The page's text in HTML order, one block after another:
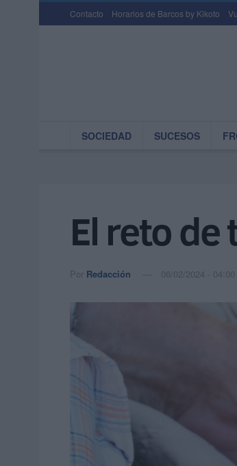
Contacto Horarios de Barcos by Kikoto
SOCIEDAD SUCESOS
El reto
Por Redacción 06/02/2024 - 04:00